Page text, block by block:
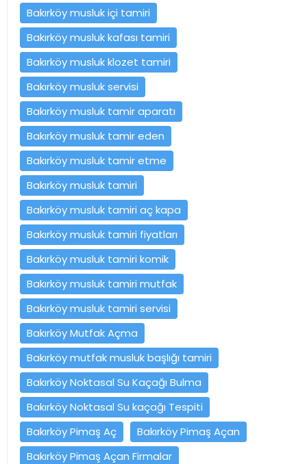
Bakırköy musluk içi tamiri
Bakırköy musluk kafası tamiri
Bakırköy musluk klozet tamiri
Bakırköy musluk servisi
Bakırköy musluk tamir aparatı
Bakırköy musluk tamir eden
Bakırköy musluk tamir etme
Bakırköy musluk tamiri
Bakırköy musluk tamiri aç kapa
Bakırköy musluk tamiri fiyatları
Bakırköy musluk tamiri komik
Bakırköy musluk tamiri mutfak
Bakırköy musluk tamiri servisi
Bakırköy Mutfak Açma
Bakırköy mutfak musluk başlığı tamiri
Bakırköy Noktasal Su Kaçağı Bulma
Bakırköy Noktasal Su kaçağı Tespiti
Bakırköy Pimaş Aç
Bakırköy Pimaş Açan
Bakırköy Pimaş Açan Firmalar